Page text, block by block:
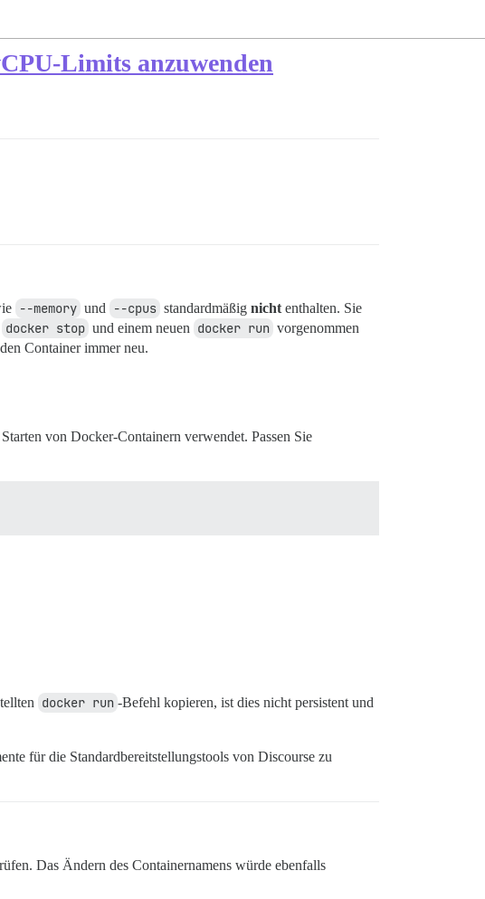
Limits anzuwenden
--memory und --cpus standardmäßig nicht enthalten. Sie
docker stop und einem neuen docker run vorgenommen
Container immer neu.
von Docker-Containern verwendet. Passen Sie
docker run -Befehl kopieren, ist dies nicht persistent und
für die Standardbereitstellungstools von Discourse zu
Das Ändern des Containernamens würde ebenfalls